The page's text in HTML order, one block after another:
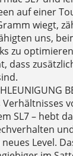
auf einer
wiegt,
uns,
zu
dass
SL7 – hebt
Level.